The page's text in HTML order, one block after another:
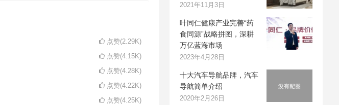
点赞(2.29K)
点赞(4.15K)
点赞(4.28K)
点赞(4.22K)
点赞(4.25K)
2021年11月3日
叶同仁健康产业完善“药
食同源”战略拼图，深耕
万亿蓝海市场
2023年4月28日
十大汽车导航品牌，汽车
导航简单介绍
2020年2月26日